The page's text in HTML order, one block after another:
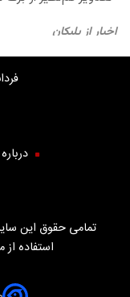
تمامی حقوق این
استفاده